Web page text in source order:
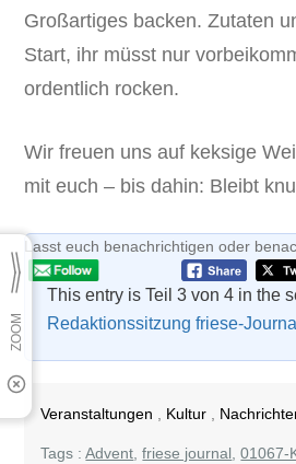
Großartiges backen. Zutaten
Start, ihr müsst nur
ordentlich rocken.
Wir freuen uns auf keksige
mit euch – bis dahin: Bleibt
Lasst euch benachrichtigen oder
This entry is Teil 3 von 4 in the
Redaktionssitzung friese-Journal
Veranstaltungen Kultur
Tags :Advent ,friese journal ,01067-